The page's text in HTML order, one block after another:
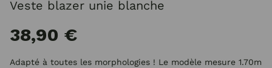
Veste blazer unie blanche
38,90 €
Adapté à toutes les morphologies ! Le modèle mesure 1.70m